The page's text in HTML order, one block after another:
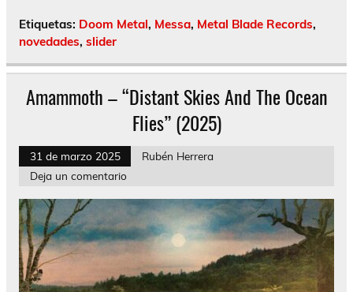
Etiquetas: Doom Metal, Messa, Metal Blade Records,
novedades, slider
Amammoth – “Distant Skies And The Ocean
Flies” (2025)
31 de marzo 2025
Rubén Herrera
Deja un comentario